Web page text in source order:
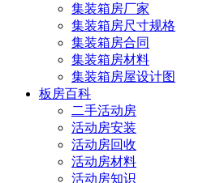
集装箱房厂家
集装箱房尺寸规格
集装箱房合同
集装箱房材料
集装箱房屋设计图
板房百科
二手活动房
活动房安装
活动房回收
活动房材料
活动房知识